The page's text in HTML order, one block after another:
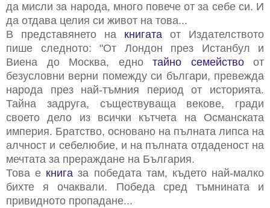
да мисли за народа, много повече от за себе си. И
да отдава целия си живот на това...
В представянето на книгата от Издателството
пише следното: "От Лондон през Истанбул и
Виена до Москва, едно тайно семействоот
безусловни верни помежду си българи, превежда
народа през най-тъмния период от историята.
Тайна задруга, съществуваща векове, гради
своето дело из всички кътчета на Османската
империя. Братство, основано на пълната липса на
алчност и себелюбие, и на пълната отдаденост на
мечтата за прераждане на България.
Това е книга за победата там, където най-малко
бихте я очаквали. Победа сред тъмнината и
привидното пропадане...